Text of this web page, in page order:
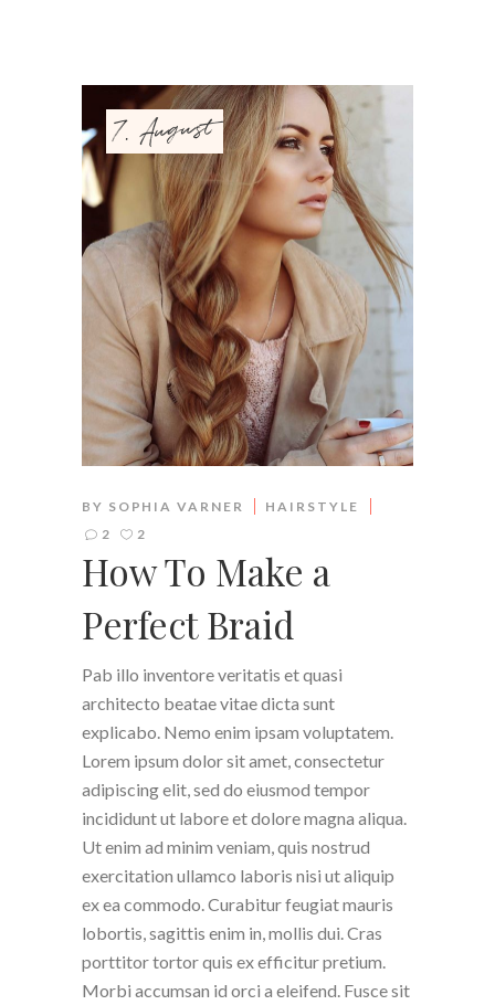
7. August
BY SOPHIA VARNER
HAIRSTYLE
2
2
How To Make a
Perfect Braid
Pab illo inventore veritatis et quasi
architecto beatae vitae dicta sunt
explicabo. Nemo enim ipsam voluptatem.
Lorem ipsum dolor sit amet, consectetur
adipiscing elit, sed do eiusmod tempor
incididunt ut labore et dolore magna aliqua.
Ut enim ad minim veniam, quis nostrud
exercitation ullamco laboris nisi ut aliquip
ex ea commodo. Curabitur feugiat mauris
lobortis, sagittis enim in, mollis dui. Cras
porttitor tortor quis ex efficitur pretium.
Morbi accumsan id orci a eleifend. Fusce sit